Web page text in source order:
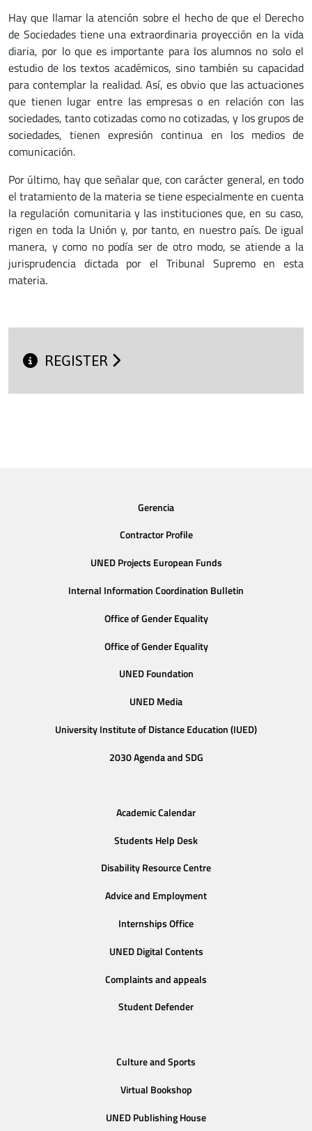
Hay que llamar la atención sobre el hecho de que el Derecho
de Sociedades tiene una extraordinaria proyección en la vida
diaria, por lo que es importante para los alumnos no solo el
estudio de los textos académicos, sino también su capacidad
para contemplar la realidad. Así, es obvio que las actuaciones
que tienen lugar entre las empresas o en relación con las
sociedades, tanto cotizadas como no cotizadas, y los grupos de
sociedades, tienen expresión continua en los medios de
comunicación.
Por último, hay que señalar que, con carácter general, en todo
el tratamiento de la materia se tiene especialmente en cuenta
la regulación comunitaria y las instituciones que, en su caso,
rigen en toda la Unión y, por tanto, en nuestro país. De igual
manera, y como no podía ser de otro modo, se atiende a la
jurisprudencia dictada por el Tribunal Supremo en esta
materia.
REGISTER
Gerencia
Contractor Profile
UNED Projects European Funds
Internal Information Coordination Bulletin
Office of Gender Equality
Office of Gender Equality
UNED Foundation
UNED Media
University Institute of Distance Education (IUED)
2030 Agenda and SDG
Academic Calendar
Students Help Desk
Disability Resource Centre
Advice and Employment
Internships Office
UNED Digital Contents
Complaints and appeals
Student Defender
Culture and Sports
Virtual Bookshop
UNED Publishing House